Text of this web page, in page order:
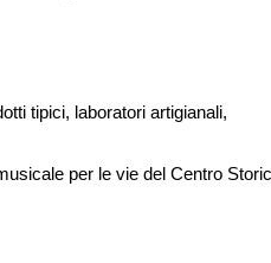
tipici, laboratori artigianali,
per le vie del Centro